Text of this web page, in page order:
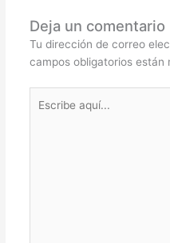
Deja un comentario
Tu dirección de correo
campos obligatorios están
aquí...